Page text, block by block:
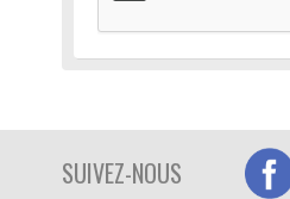
SUIVEZ-NOUS